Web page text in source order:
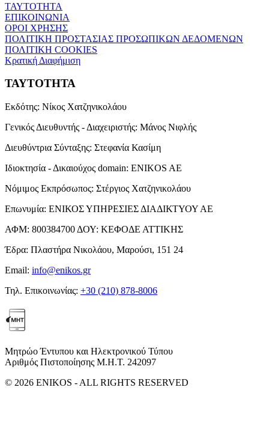
ΤΑΥΤΟΤΗΤΑ
ΕΠΙΚΟΙΝΩΝΙΑ
ΟΡΟΙ ΧΡΗΣΗΣ
ΠΟΛΙΤΙΚΗ ΠΡΟΣΤΑΣΙΑΣ ΠΡΟΣΩΠΙΚΩΝ ΔΕΔΟΜΕΝΩΝ
ΠΟΛΙΤΙΚΗ COOKIES
Κρατική Διαφήμιση
ΤΑΥΤΟΤΗΤΑ
Εκδότης: Νίκος Χατζηνικολάου
Γενικός Διευθυντής - Διαχειριστής: Μάνος Νιφλής
Διευθύντρια Σύνταξης: Στεφανία Κασίμη
Ιδιοκτησία - Δικαιούχος domain: ENIKOS AE
Νόμιμος Εκπρόσωπος: Στέργιος Χατζηνικολάου
Επωνυμία: ΕΝΙΚΟΣ ΥΠΗΡΕΣΙΕΣ ΔΙΑΔΙΚΤΥΟΥ ΑΕ
ΑΦΜ: 800384700 ΔΟΥ: ΚΕΦΟΔΕ ΑΤΤΙΚΗΣ
Έδρα: Πλαστήρα Νικολάου, Μαρούσι, 151 24
Email: info@enikos.gr
Τηλ. Επικοινωνίας: +30 (210) 878-8006
Μητρώο Έντυπου και Ηλεκτρονικού Τύπου
Αριθμός Πιστοποίησης Μ.Η.Τ. 242097
© 2026 ENIKOS - ALL RIGHTS RESERVED